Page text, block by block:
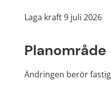
Laga kraft 9 juli 2026
Planområde
Ändringen berör